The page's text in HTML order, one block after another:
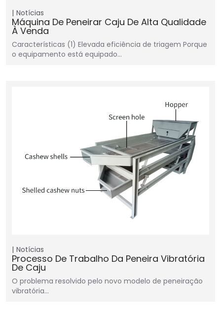
Notícias
Máquina De Peneirar Caju De Alta Qualidade
À Venda
Características (1) Elevada eficiência de triagem Porque
o equipamento está equipado…
Notícias
Processo De Trabalho Da Peneira Vibratória
De Caju
O problema resolvido pelo novo modelo de peneiração
vibratória…